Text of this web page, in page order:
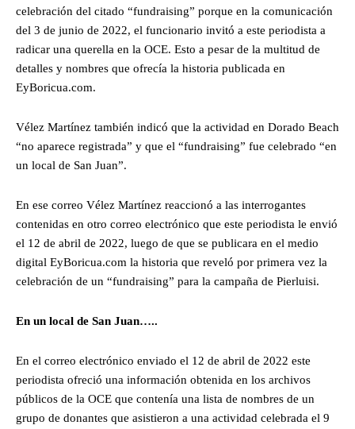
celebración del citado “fundraising” porque en la comunicación
del 3 de junio de 2022, el funcionario invitó a este periodista a
radicar una querella en la OCE. Esto a pesar de la multitud de
detalles y nombres que ofrecía la historia publicada en
EyBoricua.com.
Vélez Martínez también indicó que la actividad en Dorado Beach
“no aparece registrada” y que el “fundraising” fue celebrado “en
un local de San Juan”.
En ese correo Vélez Martínez reaccionó a las interrogantes
contenidas en otro correo electrónico que este periodista le envió
el 12 de abril de 2022, luego de que se publicara en el medio
digital EyBoricua.com la historia que reveló por primera vez la
celebración de un “fundraising” para la campaña de Pierluisi.
En un local de San Juan…..
En el correo electrónico enviado el 12 de abril de 2022 este
periodista ofreció una información obtenida en los archivos
públicos de la OCE que contenía una lista de nombres de un
grupo de donantes que asistieron a una actividad celebrada el 9